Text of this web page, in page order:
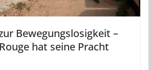
Bewegungslosigkeit –
hat seine Pracht